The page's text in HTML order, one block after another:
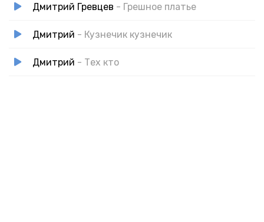
Дмитрий Гревцев - Грешное платье
Дмитрий - Кузнечик кузнечик
Дмитрий - Тех кто